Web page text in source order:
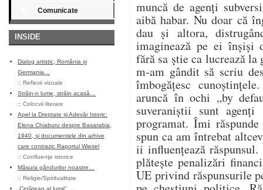
Comunicate
INSIDE
Dialog artistic, România și
Germania…
:: Reflexii vizuale
Străin-n lume, străin acasă…
:: Colocvii literare
Apel la Dreptate și Adevăr Istoric:
Elena Chiaburu despre Basarabia,
1940, și documentele din arhive
care contrazic Raportul Wiesel
:: Confluenţe istorice
Măsura gândurilor noastre…
:: Religie/Spiritualitate
„Cetățean al lumii”…
muncă de agenți
aibă habar. Nu doar că
dau și altora,
imaginează pe ei înșiși
fără sa știe ca lucrează
m-am gândit să scriu
îmbogățesc
aruncă în ochi „by
suveraniștii sunt
programat. Îmi
spun ca am întrebat
ii influențează
plătește penalizări
UE privind răspunsurile